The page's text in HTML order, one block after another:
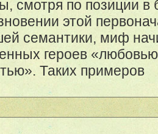
смотря по позиции в
этой
семантики, миф
героев
Таких примеров